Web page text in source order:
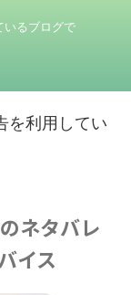
いるブログで
を利用してい
ネタバレ
イス